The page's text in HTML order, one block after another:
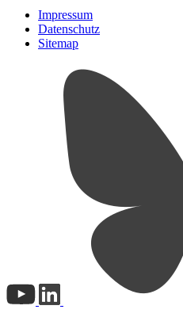
Impressum
Datenschutz
Sitemap